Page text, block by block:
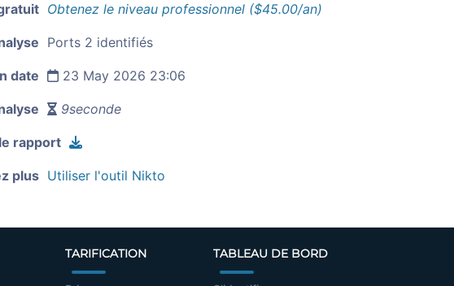
Obtenez le niveau professionnel ($45.00/an)
Ports 2 identifiés
date 23 May 2026 23:06
9seconde
rapport
plus Utiliser l'outil Nikto
TARIFICATION TABLEAU DE BORD